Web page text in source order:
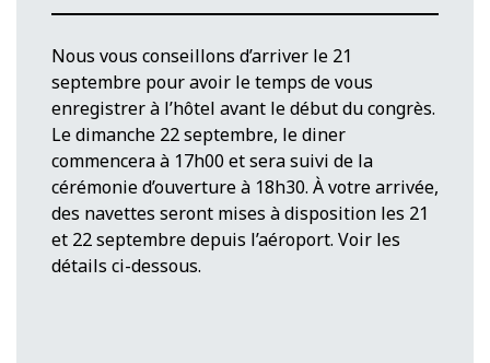
Nous vous conseillons d’arriver le 21
septembre pour avoir le temps de vous
enregistrer à l’hôtel avant le début du congrès.
Le dimanche 22 septembre, le diner
commencera à 17h00 et sera suivi de la
cérémonie d’ouverture à 18h30. À votre arrivée,
des navettes seront mises à disposition les 21
et 22 septembre depuis l’aéroport. Voir les
détails ci-dessous.